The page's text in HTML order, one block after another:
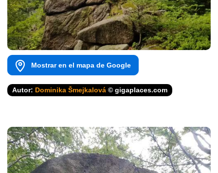
Mostrar en el mapa de Google
Autor: Dominika Šmejkalová © gigaplaces.com